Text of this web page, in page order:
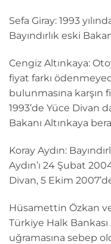
Sefa Giray: 1993
Bayındırlık eski
Cengiz Altınkaya:
fiyat farkı
bulunmasına karşın
1993’de Yüce Divan
Bakanı Altınkaya
Koray Aydın:
Aydın’ı 24 Şubat
Divan, 5 Ekim
Hüsamettin Özkan
Türkiye Halk Bankası
uğramasına sebep